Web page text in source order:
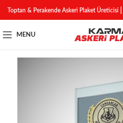
Toptan & Perakende Askeri Plaket Üreticisi
MENU